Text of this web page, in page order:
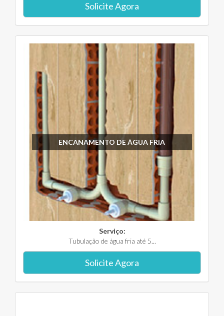
Solicite Agora
ENCANAMENTO DE ÁGUA FRIA
Serviço:
Tubulação de água fria até 5...
Solicite Agora